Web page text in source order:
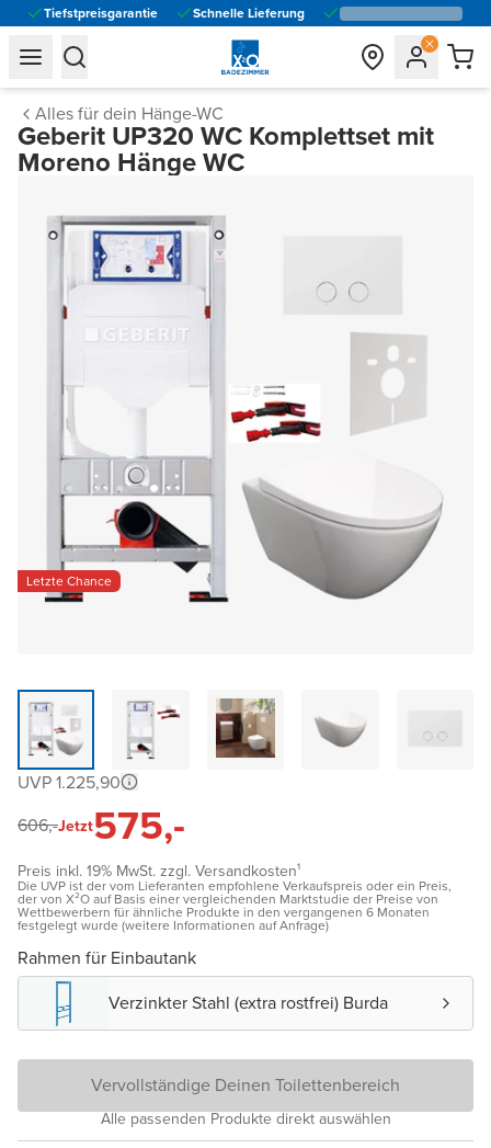
Tiefstpreisgarantie Schnelle Lieferung
general.navigation.toggle_menu.label
general.navigation.toggle_menu.label
Alles für dein Hänge-WC
Geberit UP320 WC Komplettset mit
Moreno Hänge WC
Letzte Chance
UVP 1.225,90
606,-Jetzt575,-
Preis inkl. 19% MwSt. zzgl. Versandkosten¹
Die UVP ist der vom Lieferanten empfohlene Verkaufspreis oder ein Preis,
der von X²O auf Basis einer vergleichenden Marktstudie der Preise von
Wettbewerbern für ähnliche Produkte in den vergangenen 6 Monaten
festgelegt wurde (weitere Informationen auf Anfrage)
Rahmen für Einbautank
Verzinkter Stahl (extra rostfrei) Burda
Vervollständige Deinen Toilettenbereich
Alle passenden Produkte direkt auswählen